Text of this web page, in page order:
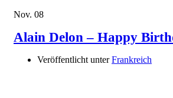
Nov. 08
Alain Delon – Happy
Veröffentlicht unterFrankreich